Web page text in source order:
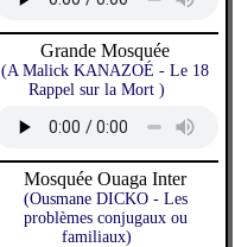
Grande Mosquée
(A Malick KANAZOÉ - Le 18
Rappel sur la Mort )
Mosquée Ouaga Inter
(Ousmane DICKO - Les
problèmes conjugaux ou
familiaux)